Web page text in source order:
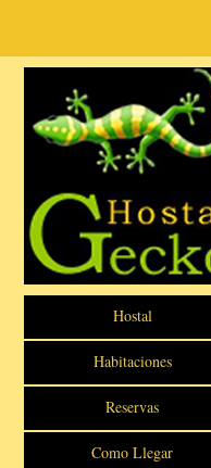
Hostal
Habitaciones
Reservas
Como Llegar